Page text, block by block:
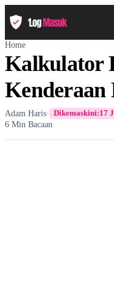
Home
Kalkulator
Kenderaan
Adam Haris· Dikemaskini:17
6 Min Bacaan